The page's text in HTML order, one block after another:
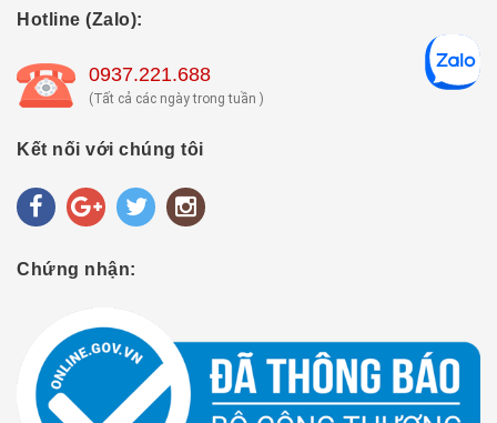
Hotline (Zalo):
0937.221.688
(Tất cả các ngày trong tuần )
Kết nối với chúng tôi
Chứng nhận: